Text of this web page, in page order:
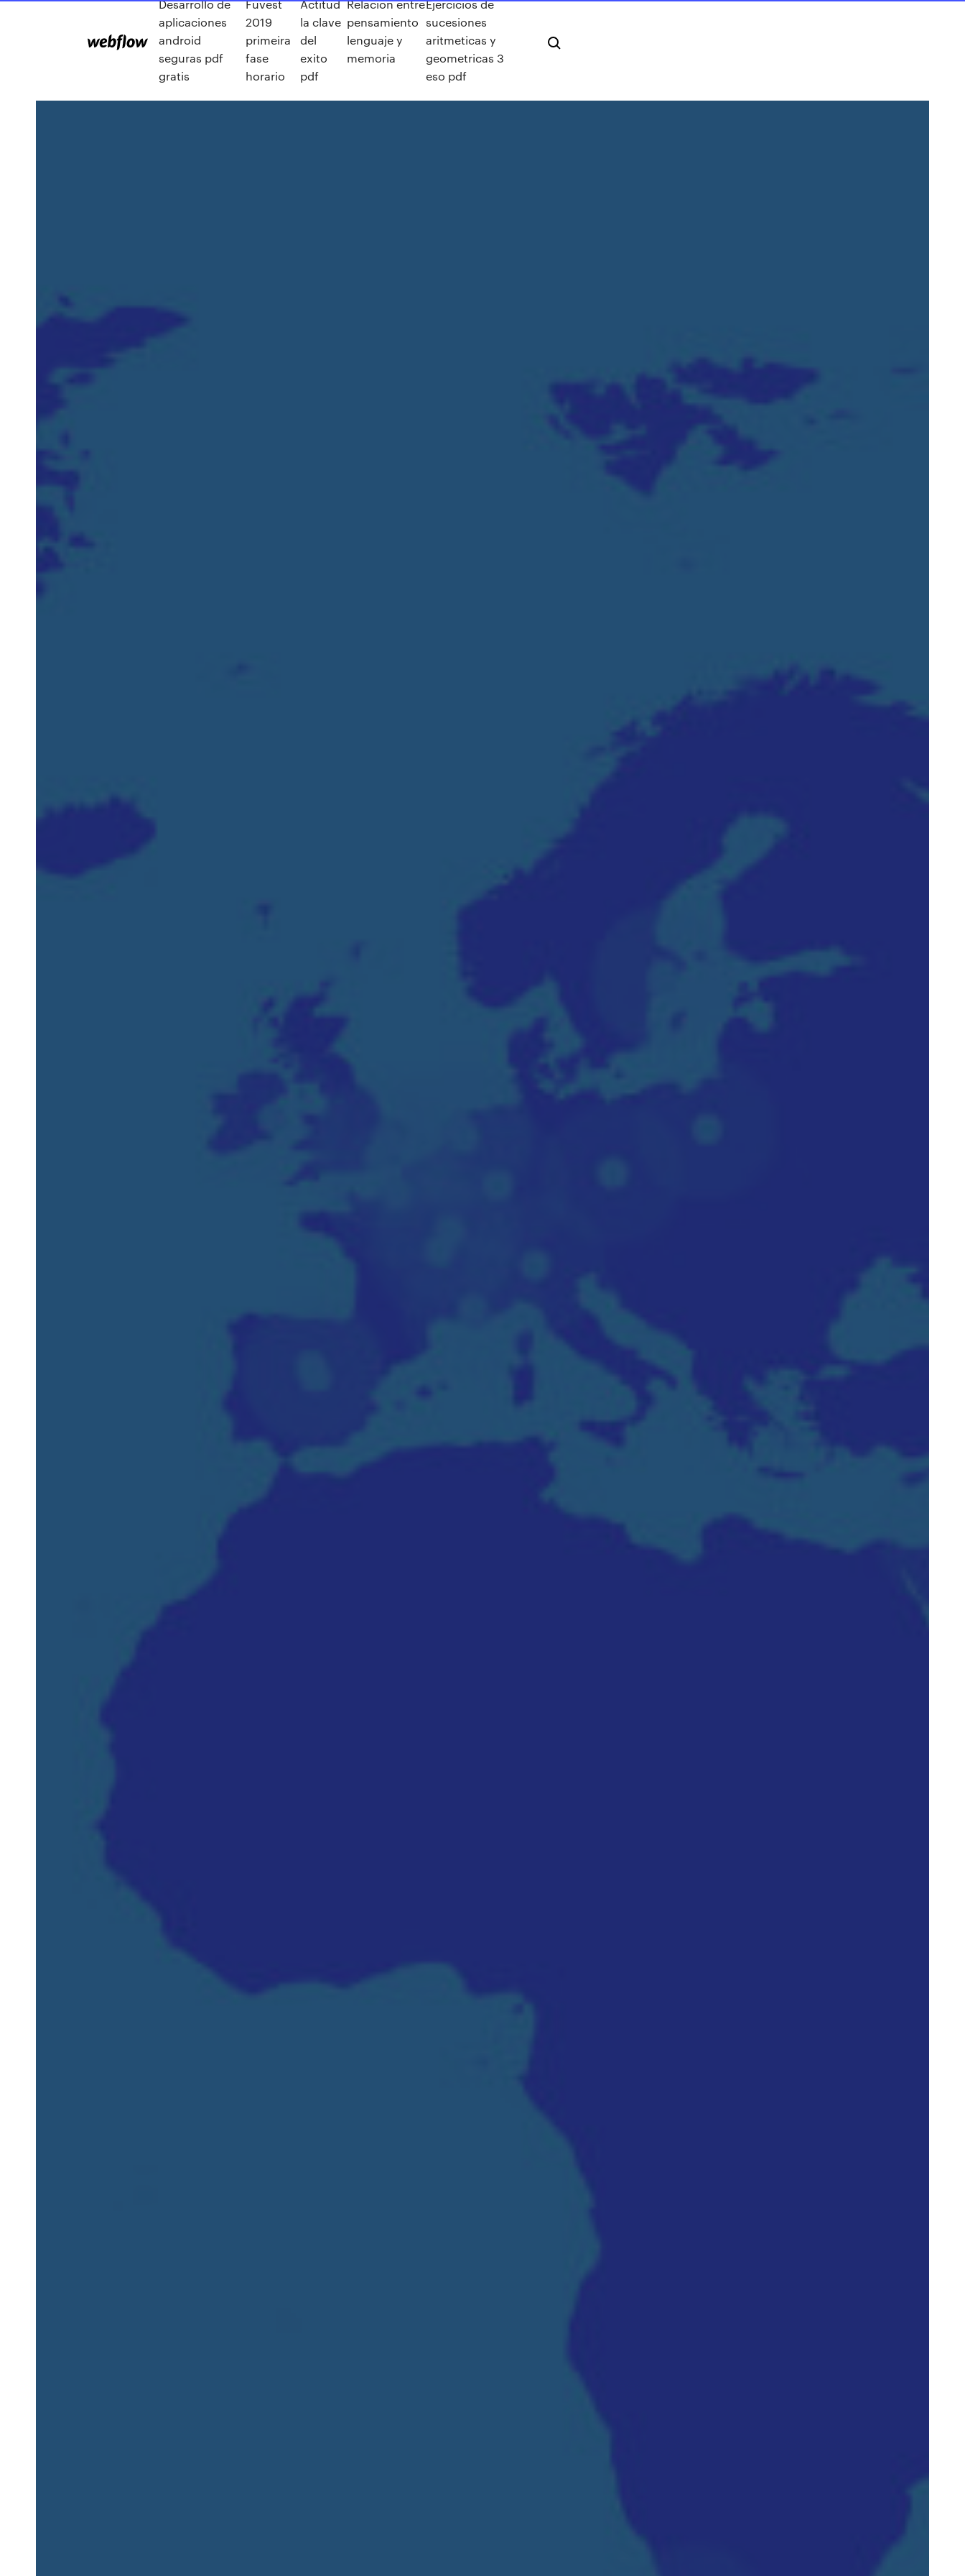
Desarrollo de
aplicaciones
android
seguras pdf
gratis
Fuvest
2019
primeira
fase
horario
Actitud
la clave
del
exito
pdf
Relacion entre
pensamiento
lenguaje y
memoria
Ejercicios de
sucesiones
aritmeticas y
geometricas 3
eso pdf